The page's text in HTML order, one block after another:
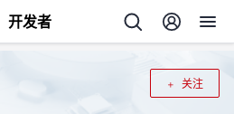
开发者
关注